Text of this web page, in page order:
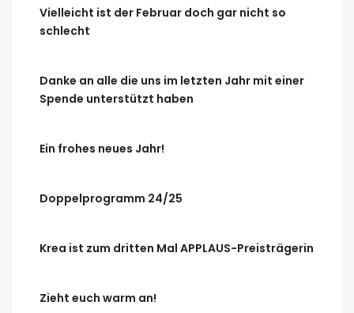
Vielleicht ist der Februar doch gar nicht so
schlecht
Danke an alle die uns im letzten Jahr mit einer
Spende unterstützt haben
Ein frohes neues Jahr!
Doppelprogramm 24/25
Krea ist zum dritten Mal APPLAUS-Preisträgerin
Zieht euch warm an!